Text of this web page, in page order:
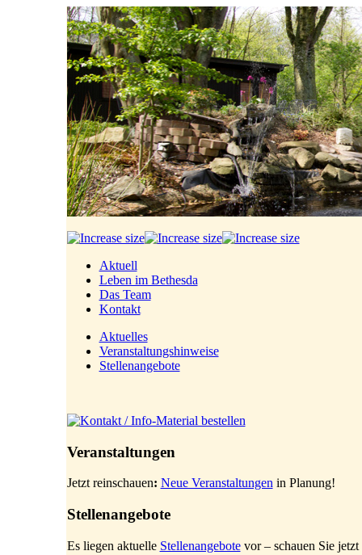
Aktuell
Leben im Bethesda
Das Team
Kontakt
Aktuelles
Veranstaltungshinweise
Stellenangebote
Veranstaltungen
Jetzt reinschauen: Neue Veranstaltungenin Planung!
Stellenangebote
Es liegen aktuelle Stellenangebotevor – schauen Sie jetzt